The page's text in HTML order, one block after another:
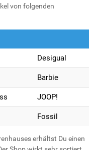
von folgenden
Desigual
Barbie
JOOP!
Fossil
erhältst Du einen